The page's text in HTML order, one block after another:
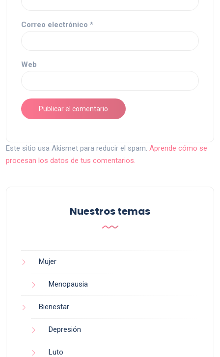
Correo electrónico *
Web
Este sitio usa Akismet para reducir el spam. Aprende cómo se
procesan los datos de tus comentarios.
Nuestros temas
Mujer
Menopausia
Bienestar
Depresión
Luto